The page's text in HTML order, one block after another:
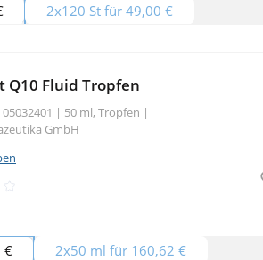
2x120 St für 49,00 €
Q10 Fluid Tropfen
| 50 ml, Tropfen |
GmbH
€ 2x50 ml für 160,62 €